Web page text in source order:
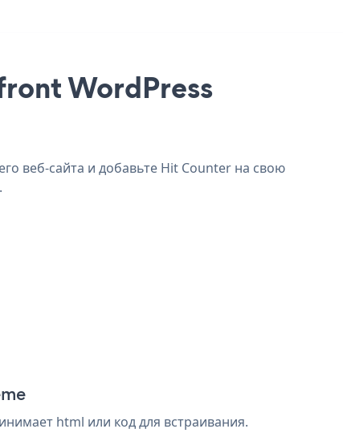
WordPress
веб-сайта и добавьте Hit Counter на свою
html или код для встраивания.